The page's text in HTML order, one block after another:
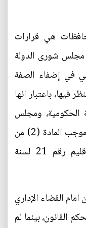
هي قرارات
من قانون مجلس شورى الدولة
في إضفاء الصفة
فيها، باعتبار انها
الحكومية، ومجلس
المحافظة هو تشكيل اداري مستقل بموجب المادة (2) من
قانون المحافظات غير المنتظمة بإقليم رقم 21 لسنة
القضاء الإداري
القانون، بينما لم